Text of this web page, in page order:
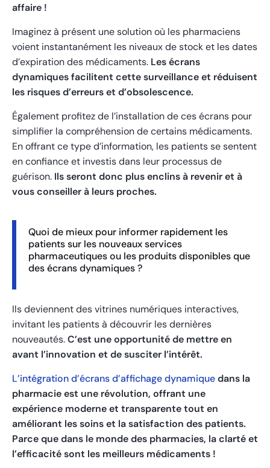
affaire !
Imaginez à présent une solution où les pharmaciens
voient instantanément les niveaux de stock et les dates
d’expiration des médicaments. Les écrans
dynamiques facilitent cette surveillance et réduisent
les risques d’erreurs et d’obsolescence.
Également profitez de l’installation de ces écrans pour
simplifier la compréhension de certains médicaments.
En offrant ce type d’information, les patients se sentent
en confiance et investis dans leur processus de
guérison. Ils seront donc plus enclins à revenir et à
vous conseiller à leurs proches.
Quoi de mieux pour informer rapidement les
patients sur les nouveaux services
pharmaceutiques ou les produits disponibles que
des écrans dynamiques ?
Ils deviennent des vitrines numériques interactives,
invitant les patients à découvrir les dernières
nouveautés.C’est une opportunité de mettre en
avant l’innovation et de susciter l’intérêt.
L’intégration d’écrans d’affichage dynamiquedans la
pharmacie est une révolution, offrant une
expérience moderne et transparente tout en
améliorant les soins et la satisfaction des patients.
Parce que dans le monde des pharmacies, la clarté et
l’efficacité sont les meilleurs médicaments !